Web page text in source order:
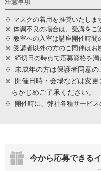
注意事項
※ マスクの着用を推奨いたしま
※ 体調不良の場合は、受講をご
※ 教室への入室は講座開催時間
※ 受講者以外の方のご同伴はお
※ 締切日の時点で応募資格を満
※ 未成年の方は保護者同意の
※
開催日時・会場などは変
らかじめご了承ください。
※ 開催時に、弊社各種サービ
今から応募できる